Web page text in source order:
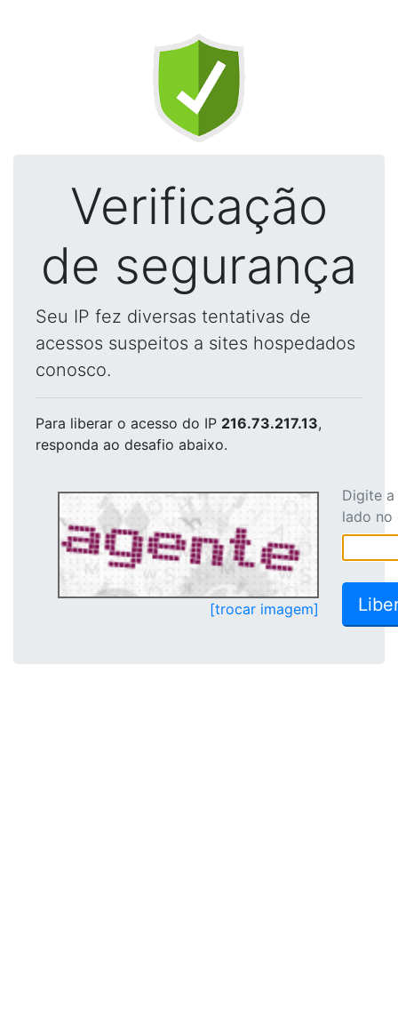
Verificação
de segurança
Seu IP fez diversas tentativas de
acessos suspeitos a sites hospedados
conosco.
Para liberar o acesso do IP 216.73.217.13,
responda ao desafio abaixo.
[trocar imagem]
Digite
lado no